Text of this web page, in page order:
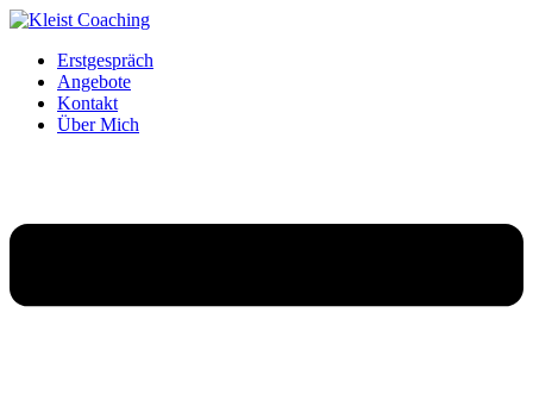
Erstgespräch
Angebote
Kontakt
Über Mich